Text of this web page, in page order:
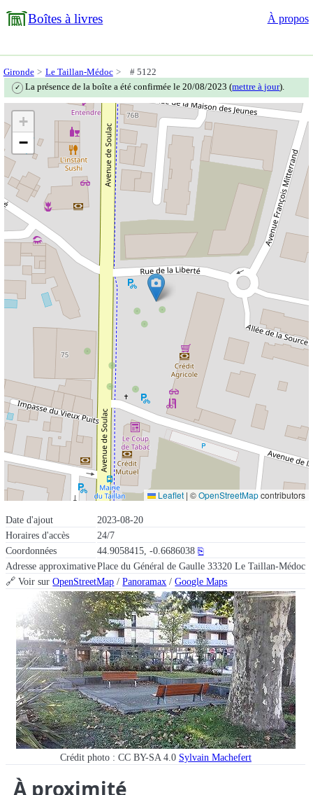
Boîtes à livres À propos
Gironde Le Taillan-Médoc # 5122
✓ La présence de la boîte a été confirmée le 20/08/2023 (mettre à jour).
Date d'ajout
2023-08-20
Horaires d'accès
24/7
Coordonnées
44.9058415, -0.6686038 ⎘
Adresse approximativePlace du Général de Gaulle 33320 Le Taillan-Médoc
🔗 Voir surOpenStreetMap /Panoramax /Google Maps
Crédit photo : CC BY-SA 4.0 Sylvain Machefert
+
−
Leaflet | ©OpenStreetMapcontributors
À proximité